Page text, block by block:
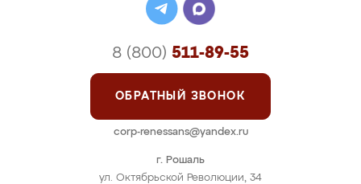
г. Рошаль
ул. Октябрьской Революции, 34
8 (800) 511-89-55
ОБРАТНЫЙ ЗВОНОК
corp-renessans@yandex.ru